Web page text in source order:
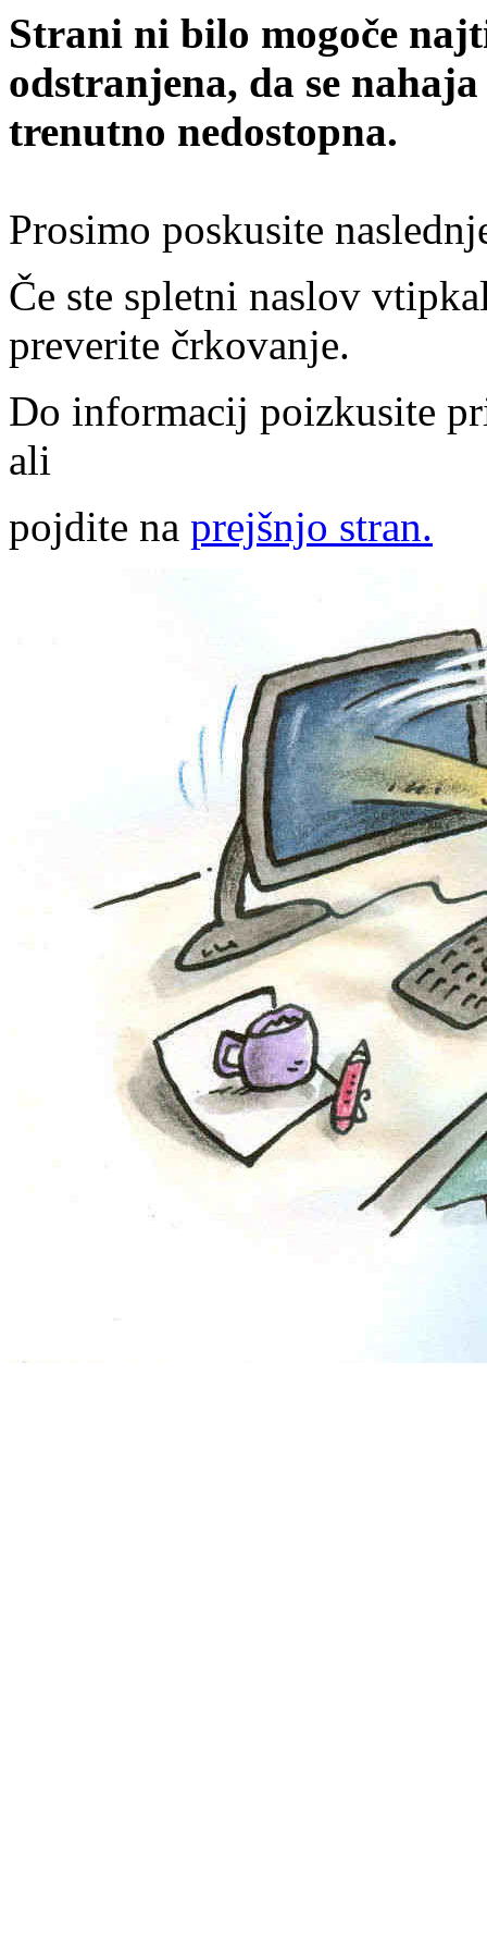
Strani ni bilo mogoče
odstranjena, da se
trenutno nedostopna.
Prosimo poskusite
Če ste spletni naslov
preverite črkovanje.
Do informacij poizkusite
ali
pojdite na prejšnjo stran.